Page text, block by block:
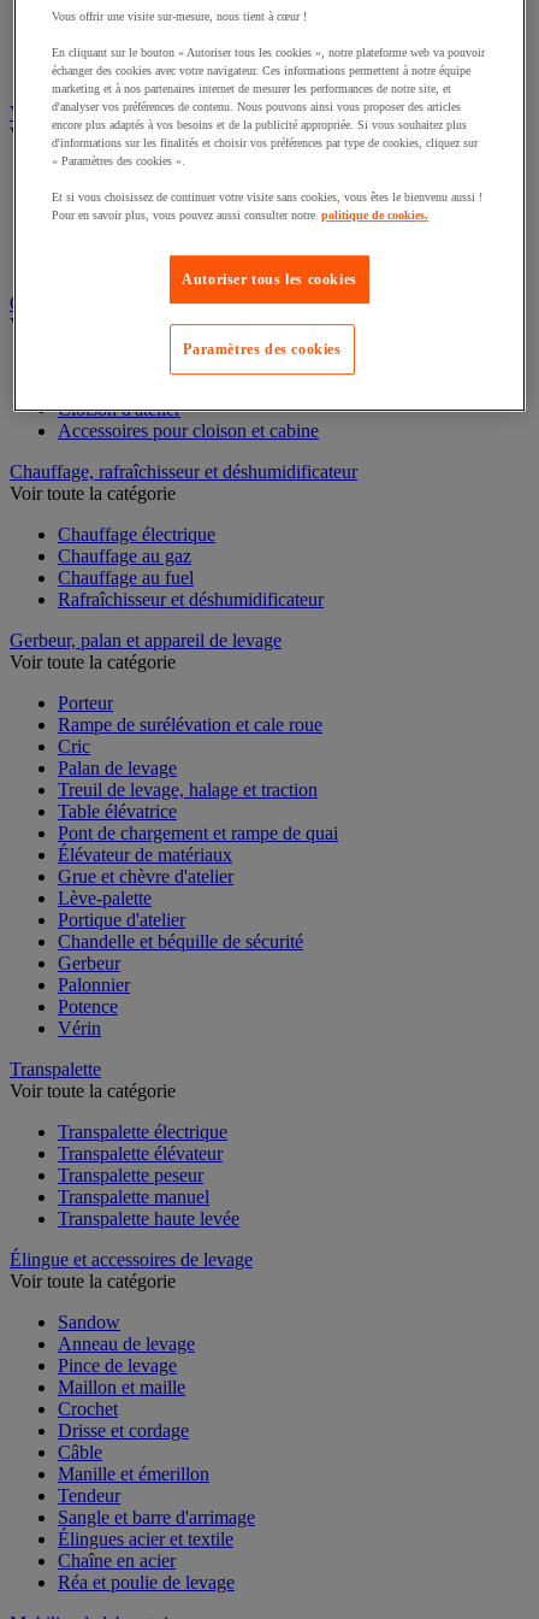
Convoyeur motorisé à bande
Convoyeur pour palettes
Accessoires pour convoyeur
Vestiaire
Voir toute la catégorie
Vestiaire consigne et multimédia
Vestiaire utilisation spécifique
Vestiaire multicases
Cabine et cloison d'atelier
Voir toute la catégorie
Cloison d'atelier
Accessoires pour cloison et cabine
Chauffage, rafraîchisseur et déshumidificateur
Voir toute la catégorie
Chauffage électrique
Chauffage au gaz
Chauffage au fuel
Rafraîchisseur et déshumidificateur
Gerbeur, palan et appareil de levage
Voir toute la catégorie
Porteur
Rampe de surélévation et cale roue
Cric
Palan de levage
Treuil de levage, halage et traction
Table élévatrice
Pont de chargement et rampe de quai
Élévateur de matériaux
Grue et chèvre d'atelier
Lève-palette
Portique d'atelier
Chandelle et béquille de sécurité
Gerbeur
Palonnier
Potence
Vérin
Transpalette
Voir toute la catégorie
Transpalette électrique
Transpalette élévateur
Transpalette peseur
Transpalette manuel
Transpalette haute levée
Élingue et accessoires de levage
Voir toute la catégorie
Sandow
Anneau de levage
Pince de levage
Maillon et maille
Crochet
Drisse et cordage
Câble
Manille et émerillon
Tendeur
Sangle et barre d'arrimage
Élingues acier et textile
Chaîne en acier
Réa et poulie de levage
Vous offrir une visite sur-mesure, nous tient à cœur !
En cliquant sur le bouton « Autoriser tous les cookies », notre plateforme web va pouvoir
échanger des cookies avec votre navigateur. Ces informations permettent à notre équipe
marketing et à nos partenaires internet de mesurer les performances de notre site, et
d'analyser vos préférences de contenu. Nous pouvons ainsi vous proposer des articles
encore plus adaptés à vos besoins et de la publicité appropriée. Si vous souhaitez plus
d'informations sur les finalités et choisir vos préférences par type de cookies, cliquez sur
« Paramètres des cookies ».
Et si vous choisissez de continuer votre visite sans cookies, vous êtes le bienvenu aussi !
Pour en savoir plus, vous pouvez aussi consulter notre politique de cookies.
Autoriser tous les cookies
Paramètres des cookies